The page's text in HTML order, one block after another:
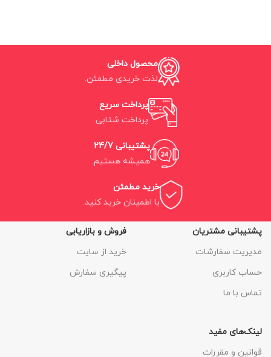
محصول داخلی
لذت خریدی مطمئن.
پرداخت سریع
پرداخت شتابی.
پشتیبانی 24/7
همیشه هستیم.
خرید مطمئن
با اطمینان خرید کنید.
پشتیبانی مشتریان
مدیریت سفارشات
حساب کاربری
تماس با ما
فروش و بازاریابی
خرید از سایت
پیگیری سفارش
لینک‌های مفید
قوانین و مقررات